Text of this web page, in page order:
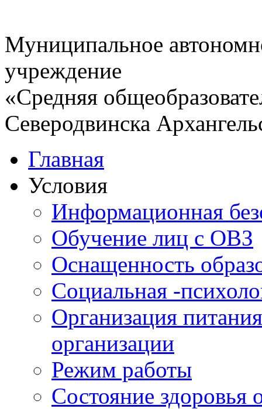
Муниципальное
учреждение
«Средняя
Северодвинска
Главная
Условия
Информационная
Обучение лиц с ОВЗ
Оснащенность
Социальная -
Организация
организации
Режим работы
Состояние